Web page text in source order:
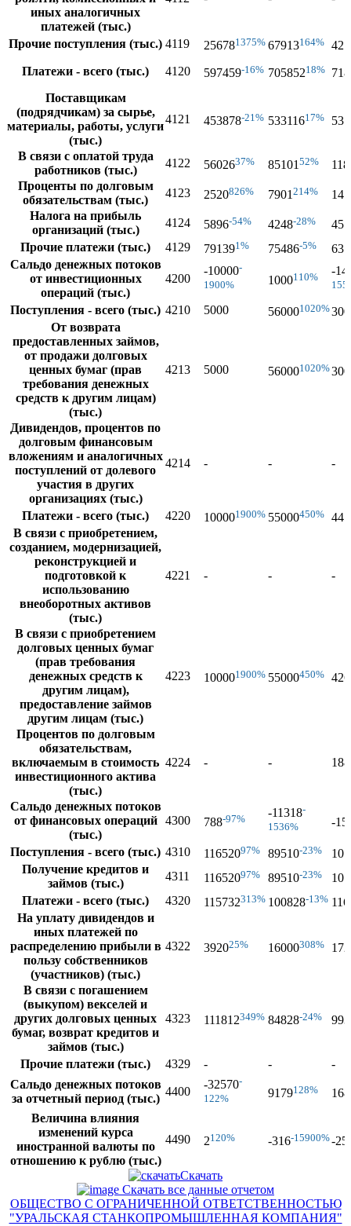
иных аналогичных
платежей (тыс.)
Прочие поступления (тыс.) 4119 256781375% 67913164%
Платежи - всего (тыс.)
4120 597459-16% 70585218%
Поставщикам
(подрядчикам) за сырье,
материалы, работы, услуги
(тыс.)
4121 453878-21% 53311617%
В связи с оплатой труда
работников (тыс.)
4122 5602637% 8510152%
Проценты по долговым
обязательствам (тыс.)
4123 2520826% 7901214%
Налога на прибыль
организаций (тыс.)
4124 5896-54% 4248-28%
Прочие платежи (тыс.)
4129 791391% 75486-5%
Сальдо денежных потоков
от инвестиционных
операций (тыс.)
4200
-10000-
1900%
1000110% -
Поступления - всего (тыс.) 4210 5000 560001020%
От возврата
предоставленных займов,
от продажи долговых
ценных бумаг (прав
требования денежных
средств к другим лицам)
(тыс.)
4213 5000 560001020%
Дивидендов, процентов по
долговым финансовым
вложениям и аналогичных
поступлений от долевого
участия в других
организациях (тыс.)
4214 - - -
Платежи - всего (тыс.) 4220 100001900% 55000450%
В связи с приобретением,
созданием, модернизацией,
реконструкцией и
подготовкой к
использованию
внеоборотных активов
(тыс.)
4221 - - -
В связи с приобретением
долговых ценных бумаг
(прав требования
денежных средств к
другим лицам),
предоставление займов
другим лицам (тыс.)
4223 100001900% 55000450%
Процентов по долговым
обязательствам,
включаемым в стоимость
инвестиционного актива
(тыс.)
4224 - -
Сальдо денежных потоков
от финансовых операций
(тыс.)
4300 788-97% -11318-
1536%
-
Поступления - всего (тыс.) 4310 11652097% 89510-23%
Получение кредитов и
займов (тыс.)
4311 11652097% 89510-23%
Платежи - всего (тыс.)
4320 115732313% 100828-13%
На уплату дивидендов и
иных платежей по
распределению прибыли в
пользу собственников
(участников) (тыс.)
4322 392025% 16000308%
В связи с погашением
(выкупом) векселей и
других долговых ценных
бумаг, возврат кредитов и
займов (тыс.)
4323 111812349% 84828-24%
Прочие платежи (тыс.) 4329 - -
-
Сальдо денежных потоков
за отчетный период (тыс.)
4400
-32570-
122%
9179128%
Величина влияния
изменений курса
иностранной валюты по
отношению к рублю (тыс.)
4490 2120% -316-15900%-25
Скачать
Скачать все данные отчетом
ОБЩЕСТВО С ОГРАНИЧЕННОЙ ОТВЕТСТВЕННОСТЬЮ
"УРАЛЬСКАЯ СТАНКОПРОМЫШЛЕННАЯ КОМПАНИЯ"